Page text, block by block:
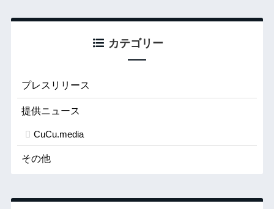
カテゴリー
プレスリリース
提供ニュース
CuCu.media
その他